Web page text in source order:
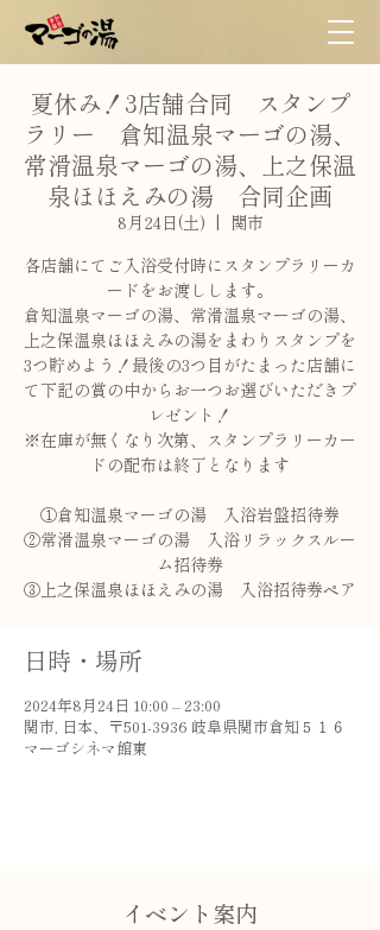
夏休み！3店舗合同 スタンプ
ラリー 倉知温泉マーゴの湯、
常滑温泉マーゴの湯、上之保温
泉ほほえみの湯 合同企画
8月24日(土)
  |
関市
各店舗にてご入浴受付時にスタンプラリーカ
ードをお渡しします。
倉知温泉マーゴの湯、常滑温泉マーゴの湯、
上之保温泉ほほえみの湯をまわりスタンプを
3つ貯めよう！最後の3つ目がたまった店舗に
て下記の賞の中からお一つお選びいただきプ
レゼント！
※在庫が無くなり次第、スタンプラリーカー
ドの配布は終了となります
①倉知温泉マーゴの湯 入浴岩盤招待券
②常滑温泉マーゴの湯 入浴リラックスルー
ム招待券
③上之保温泉ほほえみの湯 入浴招待券ペア
日時・場所
2024年8月24日 10:00 – 23:00
関市, 日本、〒501-3936 岐阜県関市倉知５１６
マーゴシネマ館東
​イベント案内